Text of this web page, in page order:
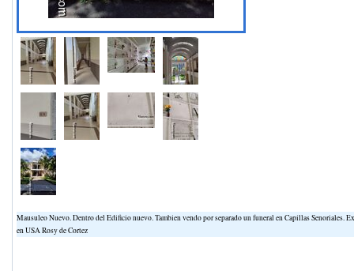
Mausuleo Nuevo. Dentro del Edificio nuevo. Tambien vendo por separado un funeral en Capillas Senoriales.
en USA Rosy de Cortez